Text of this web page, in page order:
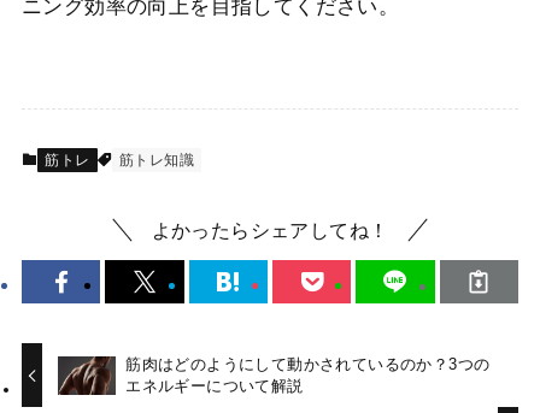
ニング効率の向上を目指してください。
筋トレ 筋トレ知識
よかったらシェアしてね！
筋肉はどのようにして動かされているのか？3つの
エネルギーについて解説